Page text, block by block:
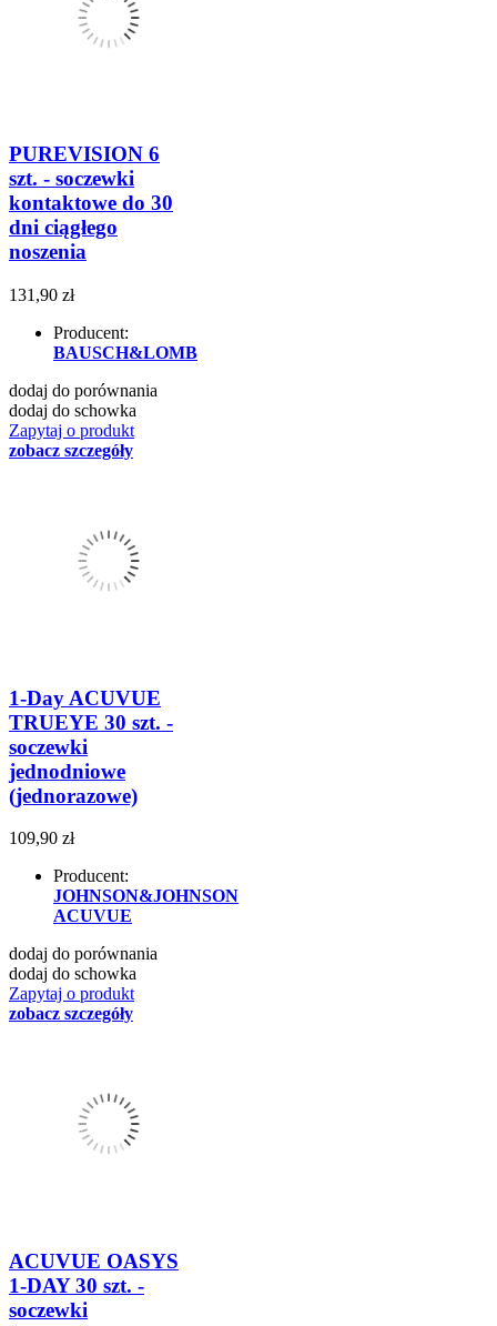
PUREVISION 6
szt. - soczewki
kontaktowe do 30
dni ciągłego
noszenia
131,90 zł
Producent:
BAUSCH&LOMB
dodaj do porównania
dodaj do schowka
Zapytaj o produkt
zobacz szczegóły
1-Day ACUVUE
TRUEYE 30 szt. -
soczewki
jednodniowe
(jednorazowe)
109,90 zł
Producent:
JOHNSON&JOHNSON
ACUVUE
dodaj do porównania
dodaj do schowka
Zapytaj o produkt
zobacz szczegóły
ACUVUE OASYS
1-DAY 30 szt. -
soczewki